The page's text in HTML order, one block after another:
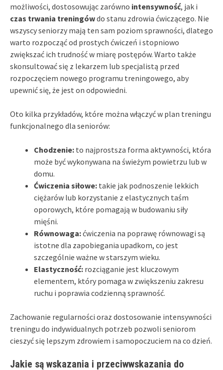
możliwości, dostosowując zarówno intensywność, jak i
czas trwania treningówdo stanu zdrowia ćwiczącego. Nie
wszyscy seniorzy mają ten sam poziom sprawności, dlatego
warto rozpocząć od prostych ćwiczeń i stopniowo
zwiększać ich trudność w miarę postępów. Warto także
skonsultować się z lekarzem lub specjalistą przed
rozpoczęciem nowego programu treningowego, aby
upewnić się, że jest on odpowiedni.
Oto kilka przykładów, które można włączyć w plan treningu
funkcjonalnego dla seniorów:
Chodzenie: to najprostsza forma aktywności, która
może być wykonywana na świeżym powietrzu lub w
domu.
Ćwiczenia siłowe: takie jak podnoszenie lekkich
ciężarów lub korzystanie z elastycznych taśm
oporowych, które pomagają w budowaniu siły
mięśni.
Równowaga:ćwiczenia na poprawę równowagi są
istotne dla zapobiegania upadkom, co jest
szczególnie ważne w starszym wieku.
Elastyczność: rozciąganie jest kluczowym
elementem, który pomaga w zwiększeniu zakresu
ruchu i poprawia codzienną sprawność.
Zachowanie regularności oraz dostosowanie intensywności
treningu do indywidualnych potrzeb pozwoli seniorom
cieszyć się lepszym zdrowiem i samopoczuciem na co dzień.
Jakie są wskazania i przeciwwskazania do